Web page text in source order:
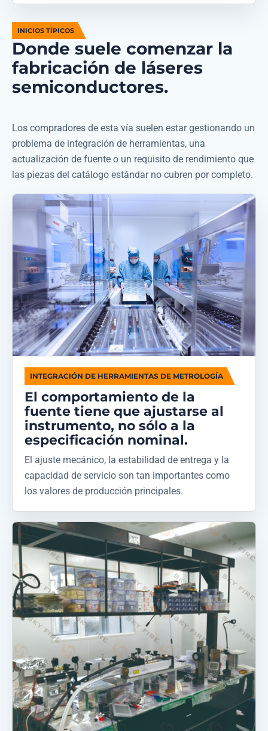
INICIOS TÍPICOS
Donde suele comenzar la
fabricación de láseres
semiconductores.
Los compradores de esta vía suelen estar gestionando un
problema de integración de herramientas, una
actualización de fuente o un requisito de rendimiento que
las piezas del catálogo estándar no cubren por completo.
INTEGRACIÓN DE HERRAMIENTAS DE METROLOGÍA
El comportamiento de la
fuente tiene que ajustarse al
instrumento, no sólo a la
especificación nominal.
El ajuste mecánico, la estabilidad de entrega y la
capacidad de servicio son tan importantes como
los valores de producción principales.